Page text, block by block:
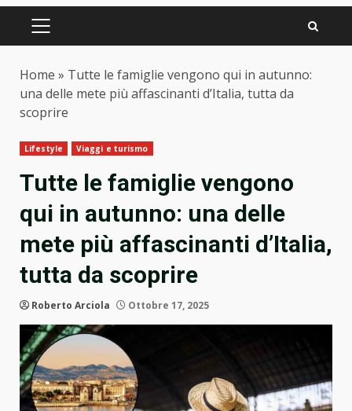
PRIMARY
Home » Tutte le famiglie vengono qui in autunno:
una delle mete più affascinanti d’Italia, tutta da
scoprire
Lifestyle Viaggi e turismo
Tutte le famiglie vengono
qui in autunno: una delle
mete più affascinanti d’Italia,
tutta da scoprire
Roberto Arciola Ottobre 17, 2025